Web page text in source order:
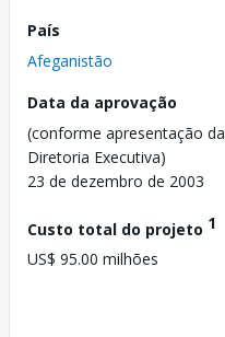
País
Afeganistão
Data da aprovação
(conforme apresentação da
Diretoria Executiva)
23 de dezembro de 2003
Custo total do projeto 1
US$ 95.00 milhões